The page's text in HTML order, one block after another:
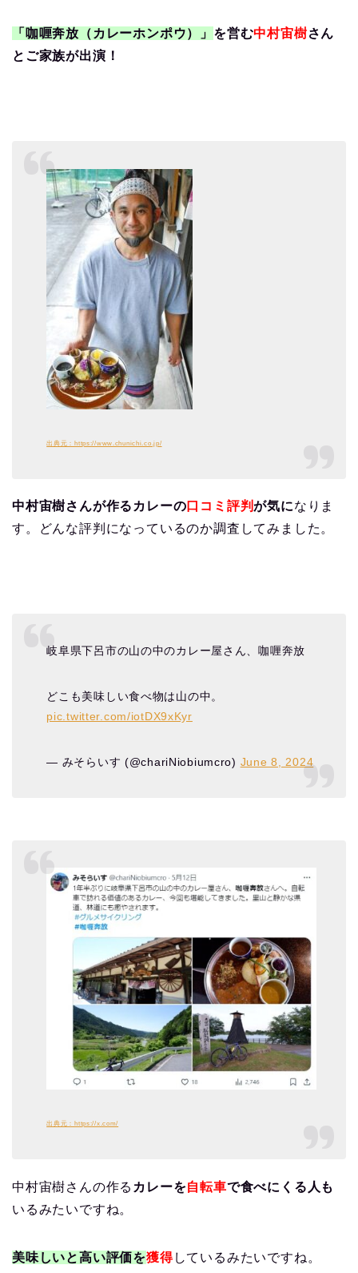
「咖喱奔放（カレーホンポウ）」 を営む中村宙樹さん
とご家族が出演！
出典元：https://www.chunichi.co.jp/
中村宙樹さんが作るカレーの口コミ評判が気になりま
す。どんな評判になっているのか調査してみました。
岐阜県下呂市の山の中のカレー屋さん、咖喱奔放
どこも美味しい食べ物は山の中。
pic.twitter.com/iotDX9xKyr
— みそらいす (@chariNiobiumcro) June 8, 2024
出典元：https://x.com/
中村宙樹さんの作る カレーを自転車で食べにくる人も
いるみたいですね。
美味しいと高い評価を獲得しているみたいですね。